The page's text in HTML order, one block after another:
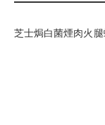
芝士焗白菌煙肉火